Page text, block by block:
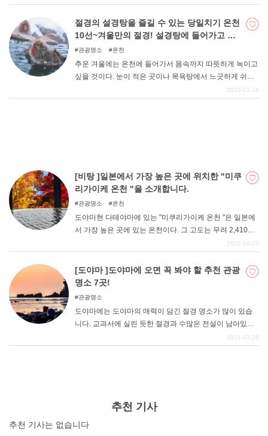
DEEPLOG란
개인 정보보호
문의
션을 한 실적도 있습니다. 명물인 물고기가 몬스터 등으로
등장해 화제가 되기도 했다. 이러한 실적에서도 도야마현
의 재미있는 애니메이션 성지에 대한 기대감을 가질 수 있
절경의 설경탕을 즐길 수 있는 당일치기 온천
10선~겨울만의 절경! 설경탕에 들어가고 싶
다~!
관광명소 온천
추운 겨울에는 온천에 들어가서 몸속까지 따뜻하게 녹이고
싶을 것이다. 눈이 적은 곳이나 목욕탕에서 느긋하게 쉬는
것도 좋지만, 이왕이면 겨울에만 즐길 수 있는 눈썰매탕을
2023-01-24
[비탕 ]일본에서 가장 높은 곳에 위치한 "미쿠
리가이케 온천 "을 소개합니다.
관광명소 온천
도야마현 다테야마에 있는 "미쿠리가이케 온천 "은 일본에
서 가장 높은 곳에 있는 온천이다. 그 고도는 무려 2,410m
에 달한다. "등산을 할 수 없으면 갈 수 없는 것이 아닐까?
있습니다. 무로도 버스터미널에서 조금만 하이킹을 즐기고
다테야마의 대자연 속에서 온천을 즐겨보자.
2022-10-27
[도야마 ]도야마에 오면 꼭 봐야 할 추천 관광
명소 7곳!
관광명소
도야마에는 도야마의 매력이 담긴 절경 명소가 많이 있습
니다. 교과서에 실린 듯한 절경과 수많은 전설이 남아있는
명소 등 아름다운 경관이 풍부하니 도야마 관광을 할 때 꼭
2021-12-28
추천 기사
추천 기사는 없습니다